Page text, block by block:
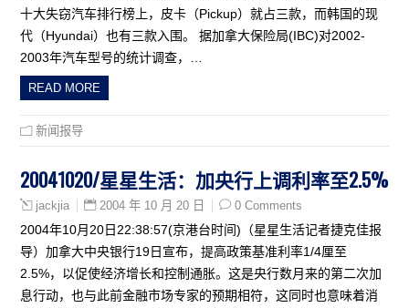
十大失窃汽车排行榜上，皮卡（Pickup）就占三款，而韩国的现
代（Hyundai）也有三款入围。 据加拿大保险局(IBC)对2002-
2003年汽车型号的统计调查，…
READ MORE
新闻报导
20041020/星星生活：加央行上调利率至2.5%
jackjia 2004 年 10 月 20 日 0 Comments
2004年10月20日22:38:57(京港台时间)（星星生活记者捷克佳报
导）加拿大中央银行19日宣布，提高政策基准利率1/4厘至
2.5%，以促使经济增长和控制通胀。这是央行数月来的第二次加
息行动，也与此前金融市场专家的预期相符，这同时也意味着消